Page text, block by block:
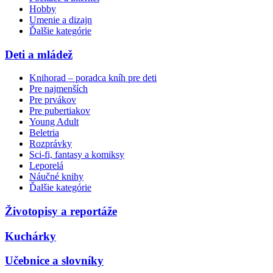
Hobby
Umenie a dizajn
Ďalšie kategórie
Deti a mládež
Knihorad – poradca kníh pre deti
Pre najmenších
Pre prvákov
Pre pubertiakov
Young Adult
Beletria
Rozprávky
Sci-fi, fantasy a komiksy
Leporelá
Náučné knihy
Ďalšie kategórie
Životopisy a reportáže
Kuchárky
Učebnice a slovníky